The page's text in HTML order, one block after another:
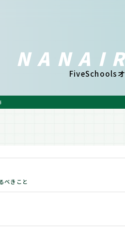
FiveSchools
べきこと